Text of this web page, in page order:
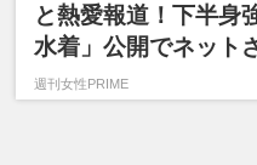
と熱愛報道！下半身
水着」公開でネット
週刊女性PRIME